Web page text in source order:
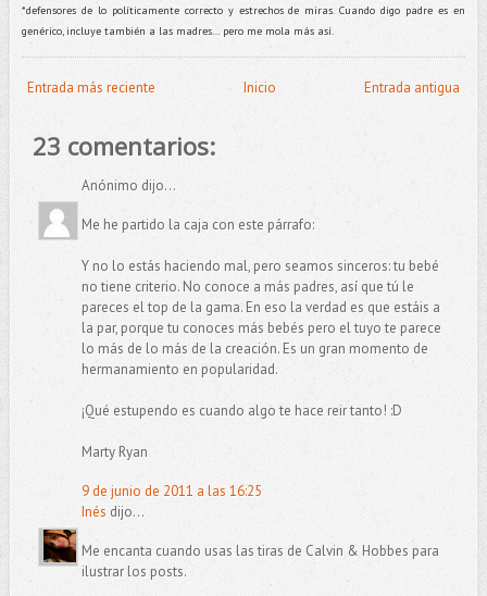
*defensores de lo políticamente correcto y estrechos de miras. Cuando digo padre es en
genérico, incluye también a las madres… pero me mola más así.
Entrada más reciente Entrada antigua
Inicio
23 comentarios:
Anónimo dijo...
Me he partido la caja con este párrafo:
Y no lo estás haciendo mal, pero seamos sinceros: tu bebé
no tiene criterio. No conoce a más padres, así que tú le
pareces el top de la gama. En eso la verdad es que estáis a
la par, porque tu conoces más bebés pero el tuyo te parece
lo más de lo más de la creación. Es un gran momento de
hermanamiento en popularidad.
¡Qué estupendo es cuando algo te hace reir tanto! :D
Marty Ryan
9 de junio de 2011 a las 16:25
Inés dijo...
Me encanta cuando usas las tiras de Calvin & Hobbes para
ilustrar los posts.